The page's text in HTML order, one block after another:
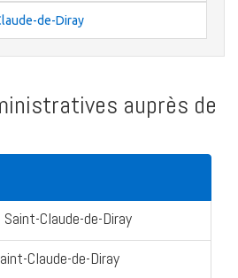
de-Diray
auprès de
Claude-de-Diray
Claude-de-Diray